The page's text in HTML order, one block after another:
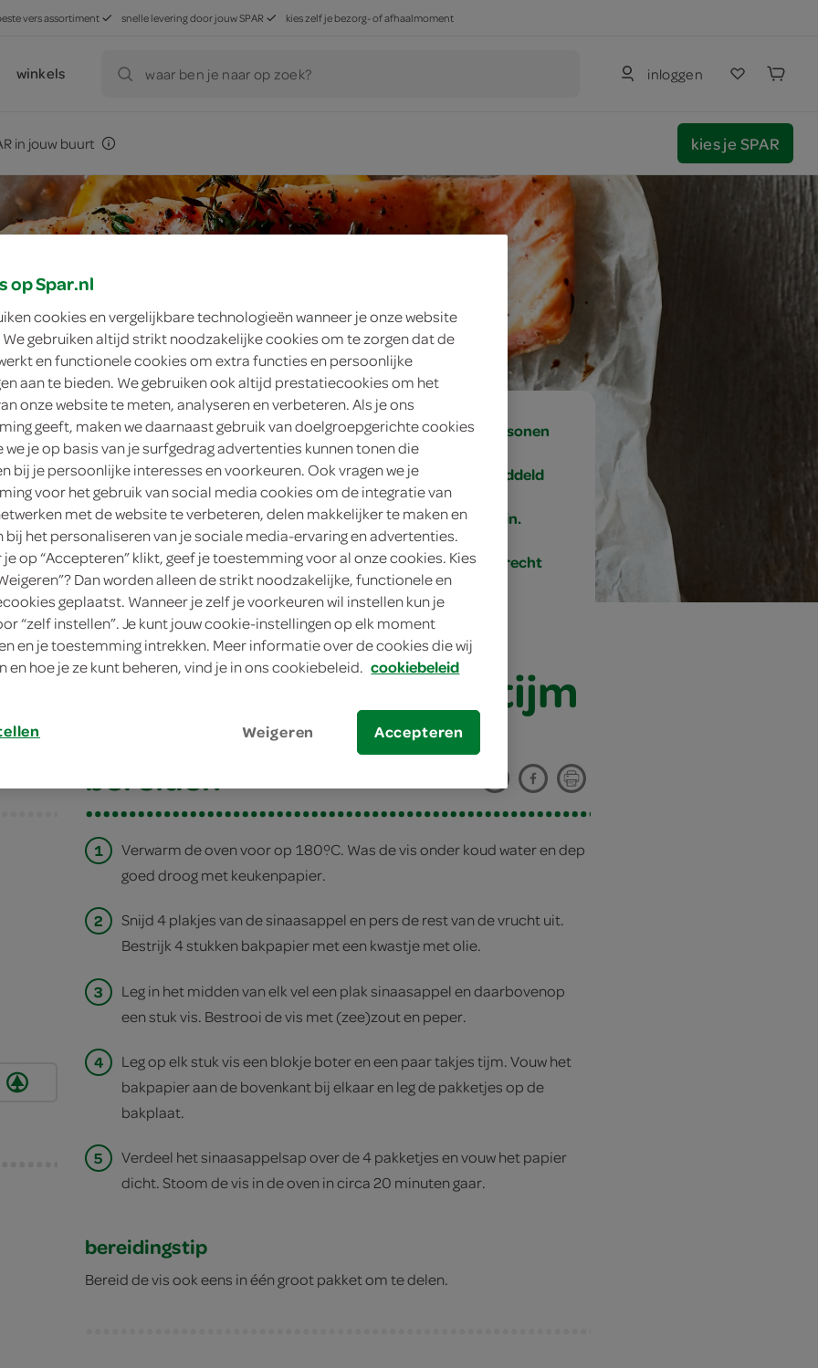
vers assortiment snelle levering door jouw SPAR kies zelf je bezorg- of afhaalmoment
winkels waar ben je naar op zoek? inloggen
in jouw buurt kies je SPAR
4 personen
gemiddeld
15 min.
bijgerecht
met sinaasappel en tijm
met sinaasappel en tijm
bereiden
1
Verwarm de oven voor op 180ºC. Was de vis onder koud water en dep
goed droog met keukenpapier.
2
Snijd 4 plakjes van de sinaasappel en pers de rest van de vrucht uit.
Bestrijk 4 stukken bakpapier met een kwastje met olie.
3
Leg in het midden van elk vel een plak sinaasappel en daarbovenop
een stuk vis. Bestrooi de vis met (zee)zout en peper.
4
Leg op elk stuk vis een blokje boter en een paar takjes tijm. Vouw het
bakpapier aan de bovenkant bij elkaar en leg de pakketjes op de
bakplaat.
5
Verdeel het sinaasappelsap over de 4 pakketjes en vouw het papier
dicht. Stoom de vis in de oven in circa 20 minuten gaar.
bereidingstip
Bereid de vis ook eens in één groot pakket om te delen.
op Spar.nl
cookies en vergelijkbare technologieën wanneer je onze website
gebruiken altijd strikt noodzakelijke cookies om te zorgen dat de
en functionele cookies om extra functies en persoonlijke
aan te bieden. We gebruiken ook altijd prestatiecookies om het
onze website te meten, analyseren en verbeteren. Als je ons
geeft, maken we daarnaast gebruik van doelgroepgerichte cookies
we je op basis van je surfgedrag advertenties kunnen tonen die
bij je persoonlijke interesses en voorkeuren. Ook vragen we je
voor het gebruik van social media cookies om de integratie van
met de website te verbeteren, delen makkelijker te maken en
bij het personaliseren van je sociale media-ervaring en advertenties.
je op “Accepteren” klikt, geef je toestemming voor al onze cookies. Kies
Dan worden alleen de strikt noodzakelijke, functionele en
geplaatst. Wanneer je zelf je voorkeuren wil instellen kun je
“zelf instellen”. Je kunt jouw cookie-instellingen op elk moment
en je toestemming intrekken. Meer informatie over de cookies die wij
en hoe je ze kunt beheren, vind je in ons cookiebeleid. cookiebeleid
Weigeren Accepteren